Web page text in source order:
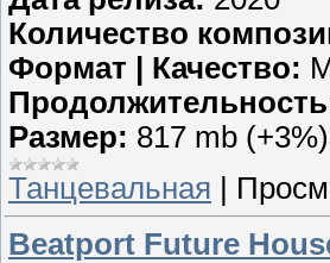
Количество
Формат | Качество:
Размер: 817 mb (+3%)
Танцевальная |
Beatport Future